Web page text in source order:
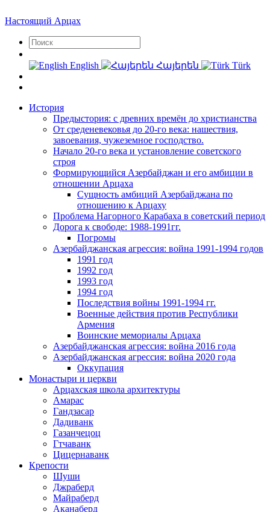
Настоящий Арцах
English Հայերեն Türk
История
Предыстория: с древних времён до христианства
От среденевековья до 20-го века: нашествия,
завоевания, чужеземное господство.
Начало 20-го века и установление советского
строя
Формирующийся Азербайджан и его амбиции в
отношении Арцаха
Сущность амбиций Азербайджана по
отношению к Арцаху
Проблема Нагорного Карабаха в советский период
Дорога к свободе: 1988-1991гг.
Погромы
Азербайджанская агрессия: война 1991-1994 годов
1991 год
1992 год
1993 год
1994 год
Последствия войны 1991-1994 гг.
Военные действия против Республики
Армения
Воинские мемориалы Арцаха
Азербайджанская агрессия: война 2016 года
Азербайджанская агрессия: война 2020 года
Оккупация
Монастыри и церкви
Арцахская школа архитектуры
Амарас
Гандзасар
Дадиванк
Газанчецоц
Гтчаванк
Цицернаванк
Крепости
Шуши
Джраберд
Майраберд
Аканаберд